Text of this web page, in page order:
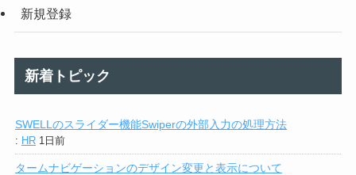
新規登録
新着トピック
SWELLのスライダー機能Swiperの外部入力の処理方法
: HR 1日前
タームナビゲーションのデザイン変更と表示について